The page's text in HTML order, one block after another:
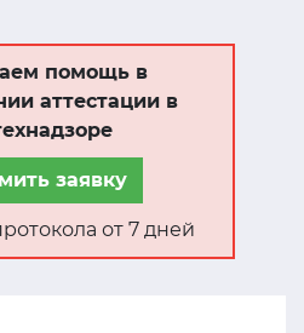
помощь в
аттестации в
заявку
от 7 дней